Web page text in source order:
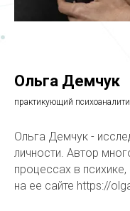
Ольга Демчук
практикующий
Ольга Демчук -
личности. Автор
процессах в
на ее сайте https://